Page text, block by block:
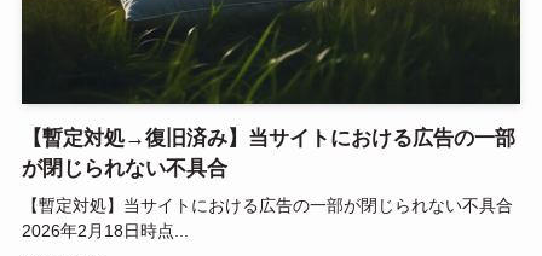
【暫定対処→復旧済み】当サイトにおける広告の一部
が閉じられない不具合
【暫定対処】当サイトにおける広告の一部が閉じられない不具合
2026年2月18日時点...